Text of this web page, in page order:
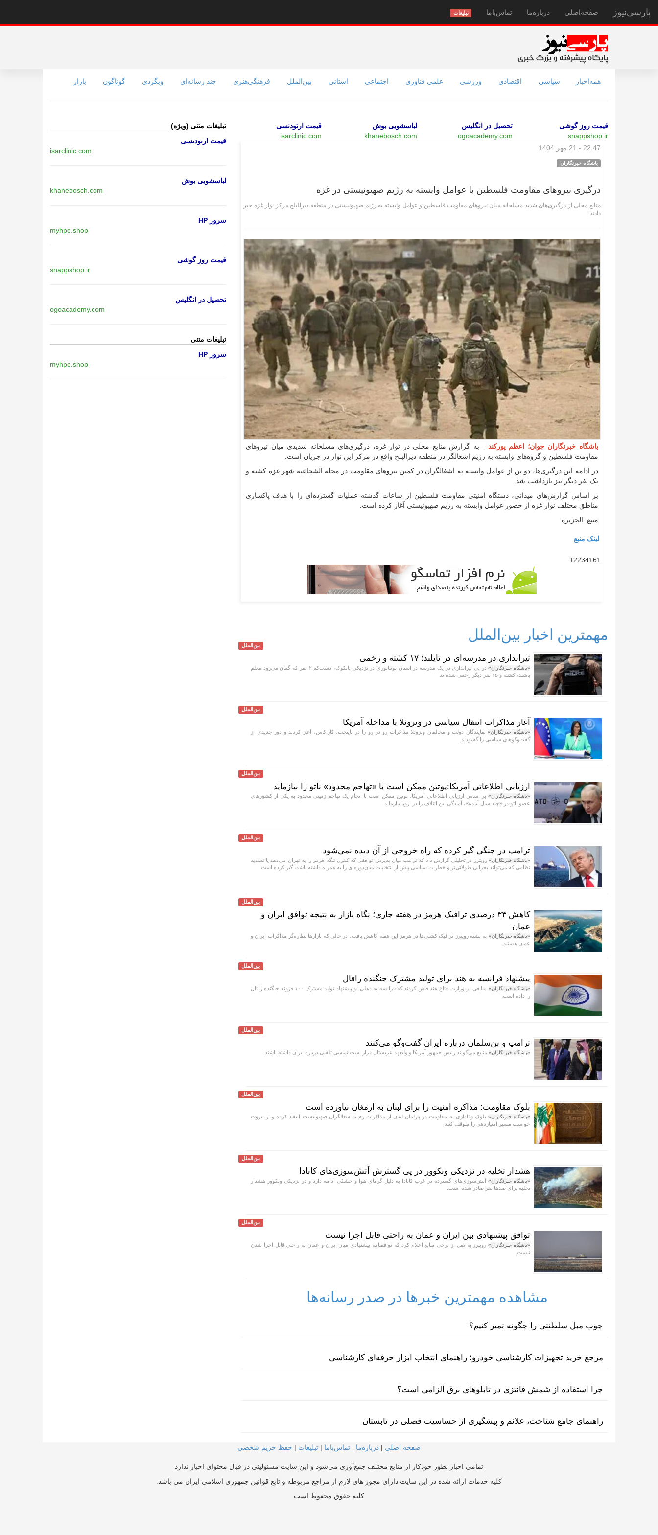
پارسی‌نیوز صفحه‌اصلی درباره‌ما تماس‌با‌ما تبلیغات
همه‌اخبار سیاسی اقتصادی ورزشی علمی فناوری اجتماعی استانی بین‌الملل فرهنگی‌هنری چند رسانه‌ای وبگردی گوناگون بازار
قیمت روز گوشی
snappshop.ir
تحصیل در انگلیس
ogoacademy.com
لباسشویی بوش
khanebosch.com
قیمت ارتودنسی
isarclinic.com
22:47 - 21 مهر 1404
باشگاه خبرنگاران
درگیری نیرو‌های مقاومت فلسطین با عوامل وابسته به رژیم صهیونیستی در غزه
منابع محلی از درگیری‌های شدید مسلحانه میان نیرو‌های مقاومت فلسطین و عوامل وابسته به رژیم صهیونیستی در منطقه دیرالبلح مرکز نوار غزه خبر
دادند.
باشگاه خبرنگاران جوان؛ اعظم پورکند - به گزارش منابع محلی در نوار غزه، درگیری‌های مسلحانه شدیدی میان نیرو‌های
مقاومت فلسطین و گروه‌های وابسته به رژیم اشغالگر در منطقه دیرالبلح واقع در مرکز این نوار در جریان است.
در ادامه این درگیری‌ها، دو تن از عوامل وابسته به اشغالگران در کمین نیرو‌های مقاومت در محله الشجاعیه شهر غزه کشته و
یک نفر دیگر نیز بازداشت شد.
بر اساس گزارش‌های میدانی، دستگاه امنیتی مقاومت فلسطین از ساعات گذشته عملیات گسترده‌ای را با هدف پاکسازی
مناطق مختلف نوار غزه از حضور عوامل وابسته به رژیم صهیونیستی آغاز کرده است.
منبع: الجزیره
لینک منبع
12234161
مهمترین اخبار بین‌الملل
بین‌الملل
تیراندازی در مدرسه‌ای در تایلند؛ ۱۷ کشته و زخمی
«باشگاه خبرنگاران»
در پی تیراندازی در یک مدرسه در استان نونتابوری در نزدیکی بانکوک، دست‌کم ۲ نفر که گمان می‌رود معلم
باشند، کشته و ۱۵ نفر دیگر زخمی شده‌اند.
بین‌الملل
آغاز مذاکرات انتقال سیاسی در ونزوئلا با مداخله آمریکا
«باشگاه خبرنگاران»نمایندگان دولت و مخالفان ونزوئلا مذاکرات رو در رو را در پایتخت، کاراکاس، آغاز کردند و دور جدیدی از
گفت‌و‌گو‌های سیاسی را گشودند.
بین‌الملل
ارزیابی اطلاعاتی آمریکا:پوتین ممکن است با «تهاجم محدود» ناتو را بیازماید
«باشگاه خبرنگاران» بر اساس ارزیابی اطلاعاتی آمریکا، پوتین ممکن است با انجام یک تهاجم زمینی محدود به یکی از کشور‌های
عضو ناتو در «چند سال آینده»، آمادگی این ائتلاف را در اروپا بیازماید.
بین‌الملل
ترامپ در جنگی گیر کرده که راه خروجی از آن دیده نمی‌شود
«باشگاه خبرنگاران» رویترز در تحلیلی گزارش داد که ترامپ میان پذیرش توافقی که کنترل تنگه هرمز را به تهران می‌دهد یا تشدید
نظامی که می‌تواند بحرانی طولانی‌تر و خطرات سیاسی پیش از انتخابات میان‌دوره‌ای را به همراه داشته باشد، گیر کرده است.
بین‌الملل
کاهش ۳۴ درصدی ترافیک هرمز در هفته جاری؛ نگاه بازار به نتیجه توافق ایران و
عمان
«باشگاه خبرنگاران» به نشته رویترز ترافیک کشتی‌ها در هرمز این هفته کاهش یافت، در حالی که بازار‌ها نظاره‌گر مذاکرات ایران و
عمان هستند.
بین‌الملل
پیشنهاد فرانسه به هند برای تولید مشترک جنگنده رافال
«باشگاه خبرنگاران»
منابعی در وزارت دفاع هند فاش کردند که فرانسه به دهلی نو پیشنهاد تولید مشترک ۱۰۰ فروند جنگنده رافال
را داده است.
بین‌الملل
ترامپ و بن‌سلمان درباره ایران گفت‌و‌گو می‌کنند
«باشگاه خبرنگاران» منابع می‌گویند رئیس جمهور آمریکا و ولیعهد عربستان قرار است تماسی تلفنی درباره ایران داشته باشند.
بین‌الملل
بلوک مقاومت: مذاکره امنیت را برای لبنان به ارمغان نیاورده است
«باشگاه خبرنگاران» بلوک وفاداری به مقاومت در پارلمان لبنان از مذاکرات رم با اشغالگران صهیونیست انتقاد کرده و از بیروت
خواست مسیر امتیازدهی را متوقف کنند.
بین‌الملل
هشدار تخلیه در نزدیکی ونکوور در پی گسترش آتش‌سوزی‌های کانادا
«باشگاه خبرنگاران» آتش‌سوزی‌های گسترده در غرب کانادا به دلیل گرمای هوا و خشکی ادامه دارد و در نزدیکی ونکوور هشدار
تخلیه برای صد‌ها نفر صادر شده است.
بین‌الملل
توافق پیشنهادی بین ایران و عمان به راحتی قابل اجرا نیست
«باشگاه خبرنگاران»رویترز به نقل از برخی منابع اعلام کرد که توافقنامه پیشنهادی میان ایران و عمان به راحتی قابل اجرا شدن
نیست.
مشاهده مهمترین خبرها در صدر رسانه‌ها
چوب مبل سلطنتی را چگونه تمیز کنیم؟
مرجع خرید تجهیزات کارشناسی خودرو؛ راهنمای انتخاب ابزار حرفه‌ای کارشناسی
چرا استفاده از شمش فانتزی در تابلوهای برق الزامی است؟
راهنمای جامع شناخت، علائم و پیشگیری از حساسیت فصلی در تابستان
تبلیغات متنی (ویژه)
قیمت ارتودنسی
isarclinic.com
لباسشویی بوش
khanebosch.com
سرور HP
myhpe.shop
قیمت روز گوشی
snappshop.ir
تحصیل در انگلیس
ogoacademy.com
تبلیغات متنی
سرور HP
myhpe.shop
صفحه اصلی | درباره‌ما | تماس‌با‌ما | تبلیغات | حفظ حریم شخصی
تمامی اخبار بطور خودکار از منابع مختلف جمع‌آوری می‌شود و این سایت مسئولیتی در قبال محتوای اخبار ندارد
کلیه خدمات ارائه شده در این سایت دارای مجوز های لازم از مراجع مربوطه و تابع قوانین جمهوری اسلامی ایران می باشد.
کلیه حقوق محفوظ است